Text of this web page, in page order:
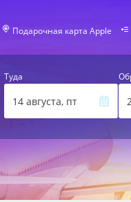
Подарочная карта Apple
Туда
14 августа, пт